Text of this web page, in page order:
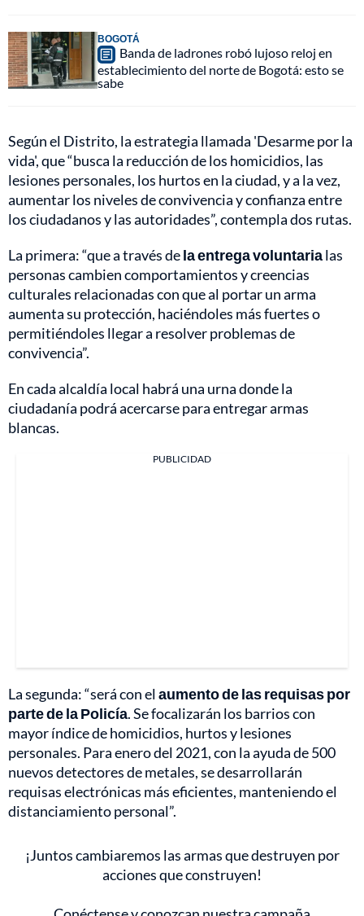
BOGOTÁ
Banda de ladrones robó lujoso reloj en
establecimiento del norte de Bogotá: esto se
sabe
Según el Distrito, la estrategia llamada 'Desarme por la
vida', que “busca la reducción de los homicidios, las
lesiones personales, los hurtos en la ciudad, y a la vez,
aumentar los niveles de convivencia y confianza entre
los ciudadanos y las autoridades”, contempla dos rutas.
La primera: “que a través dela entrega voluntarialas
personas cambien comportamientos y creencias
culturales relacionadas con que al portar un arma
aumenta su protección, haciéndoles más fuertes o
permitiéndoles llegar a resolver problemas de
convivencia”.
En cada alcaldía local habrá una urna donde la
ciudadanía podrá acercarse para entregar armas
blancas.
PUBLICIDAD
La segunda: “será con elaumento de las requisas por
parte de la Policía. Se focalizarán los barrios con
mayor índice de homicidios, hurtos y lesiones
personales. Para enero del 2021, con la ayuda de 500
nuevos detectores de metales, se desarrollarán
requisas electrónicas más eficientes, manteniendo el
distanciamiento personal”.
¡Juntos cambiaremos las armas que destruyen por
acciones que construyen!